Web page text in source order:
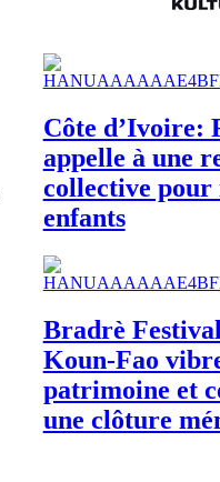
Côte d’Ivoire:
appelle à une
collective pour
enfants
Bradrè
Koun-Fao
patrimoine et
une clôture